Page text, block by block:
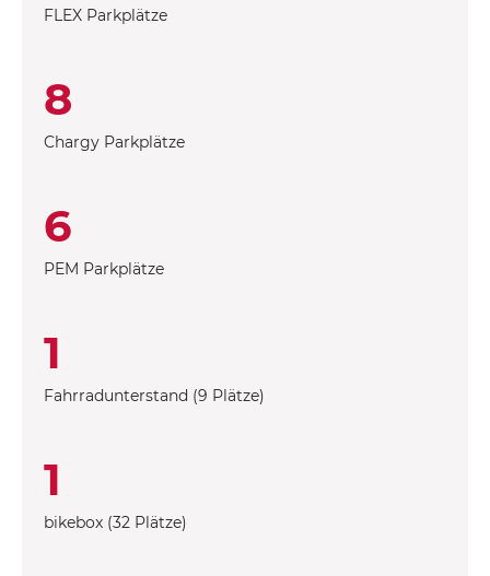
FLEX Parkplätze
8
Chargy Parkplätze
6
PEM Parkplätze
1
Fahrradunterstand (9 Plätze)
1
bikebox (32 Plätze)